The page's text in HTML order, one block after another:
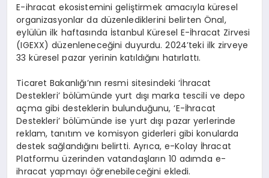
E-ihracat ekosistemini geliştirmek amacıyla küresel
organizasyonlar da düzenlediklerini belirten Önal,
eylülün ilk haftasında İstanbul Küresel E-İhracat Zirvesi
(IGEXX) düzenleneceğini duyurdu. 2024’teki ilk zirveye
33 küresel pazar yerinin katıldığını hatırlattı.
Ticaret Bakanlığı’nın resmi sitesindeki ‘İhracat
Destekleri’ bölümünde yurt dışı marka tescili ve depo
açma gibi desteklerin bulunduğunu, ‘E-İhracat
Destekleri’ bölümünde ise yurt dışı pazar yerlerinde
reklam, tanıtım ve komisyon giderleri gibi konularda
destek sağlandığını belirtti. Ayrıca, e-Kolay İhracat
Platformu üzerinden vatandaşların 10 adımda e-
ihracat yapmayı öğrenebileceğini ekledi.